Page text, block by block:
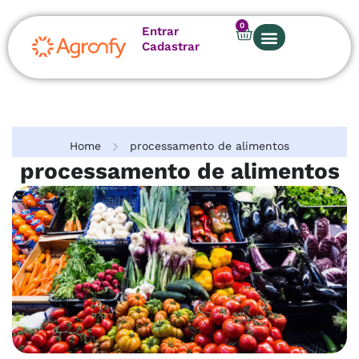
Entrar
Cadastrar
0
Home processamento de alimentos
processamento de alimentos